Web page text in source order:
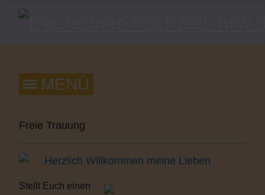
Freie Trauung
Herzlich Willkommen meine Lieben
Stellt Euch einen